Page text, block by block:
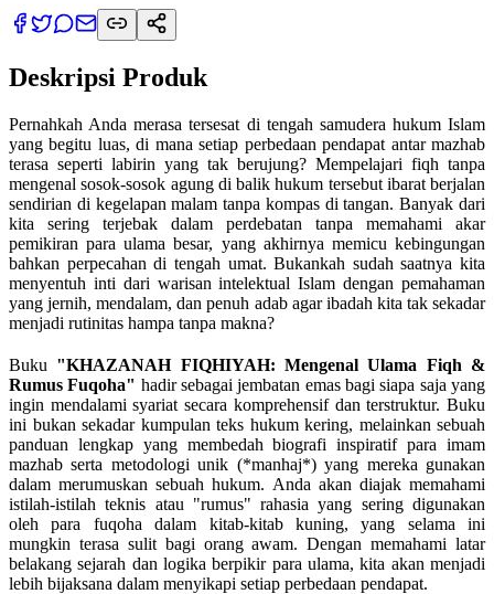
Deskripsi Produk
Pernahkah Anda merasa tersesat di tengah samudera hukum Islam
yang begitu luas, di mana setiap perbedaan pendapat antar mazhab
terasa seperti labirin yang tak berujung? Mempelajari fiqh tanpa
mengenal sosok-sosok agung di balik hukum tersebut ibarat berjalan
sendirian di kegelapan malam tanpa kompas di tangan. Banyak dari
kita sering terjebak dalam perdebatan tanpa memahami akar
pemikiran para ulama besar, yang akhirnya memicu kebingungan
bahkan perpecahan di tengah umat. Bukankah sudah saatnya kita
menyentuh inti dari warisan intelektual Islam dengan pemahaman
yang jernih, mendalam, dan penuh adab agar ibadah kita tak sekadar
menjadi rutinitas hampa tanpa makna?
Buku "KHAZANAH FIQHIYAH: Mengenal Ulama Fiqh &
Rumus Fuqoha" hadir sebagai jembatan emas bagi siapa saja yang
ingin mendalami syariat secara komprehensif dan terstruktur. Buku
ini bukan sekadar kumpulan teks hukum kering, melainkan sebuah
panduan lengkap yang membedah biografi inspiratif para imam
mazhab serta metodologi unik (*manhaj*) yang mereka gunakan
dalam merumuskan sebuah hukum. Anda akan diajak memahami
istilah-istilah teknis atau "rumus" rahasia yang sering digunakan
oleh para fuqoha dalam kitab-kitab kuning, yang selama ini
mungkin terasa sulit bagi orang awam. Dengan memahami latar
belakang sejarah dan logika berpikir para ulama, kita akan menjadi
lebih bijaksana dalam menyikapi setiap perbedaan pendapat.